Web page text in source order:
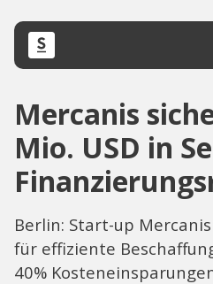
Mercanis
Mio. USD in
Berlin: Start-up
für effiziente
40%